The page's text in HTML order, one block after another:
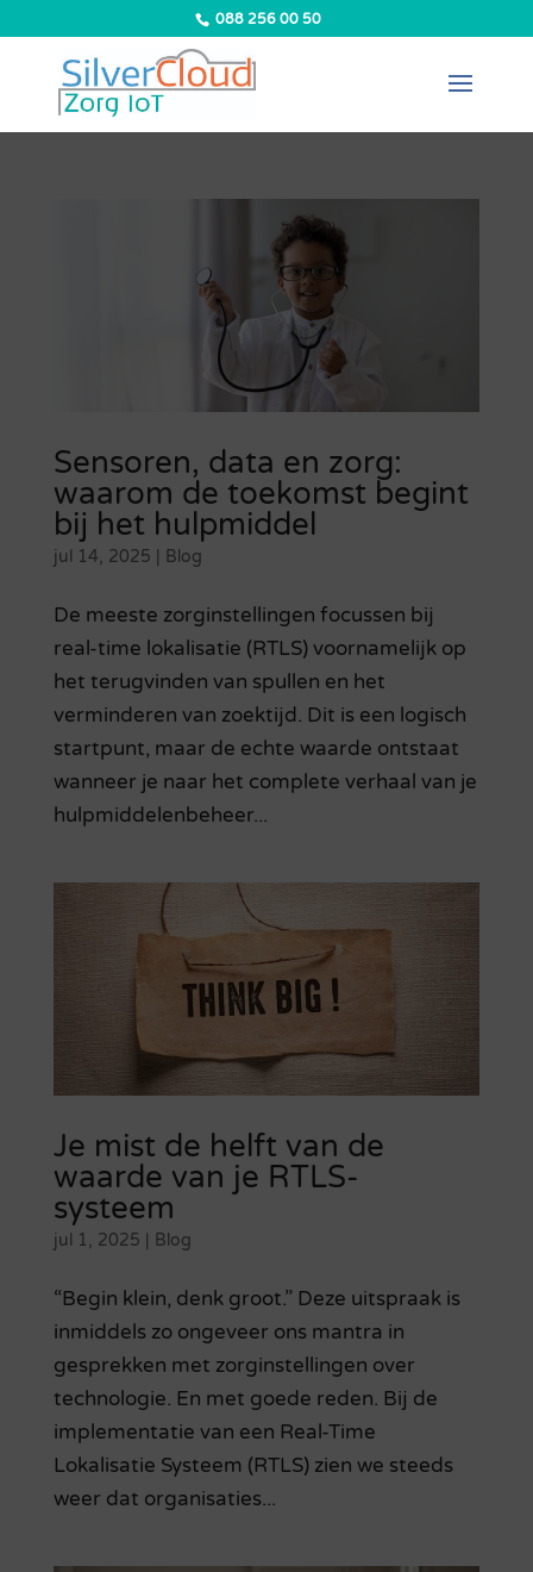
088 256 00 50
Sensoren, data en zorg:
waarom de toekomst begint
bij het hulpmiddel
jul 14, 2025 Blog
De meeste zorginstellingen focussen bij
real-time lokalisatie (RTLS) voornamelijk op
het terugvinden van spullen en het
verminderen van zoektijd. Dit is een logisch
startpunt, maar de echte waarde ontstaat
wanneer je naar het complete verhaal van je
hulpmiddelenbeheer...
Je mist de helft van de
waarde van je RTLS-
systeem
jul 1, 2025 Blog
“Begin klein, denk groot.” Deze uitspraak is
inmiddels zo ongeveer ons mantra in
gesprekken met zorginstellingen over
technologie. En met goede reden. Bij de
implementatie van een Real-Time
Lokalisatie Systeem (RTLS) zien we steeds
weer dat organisaties...